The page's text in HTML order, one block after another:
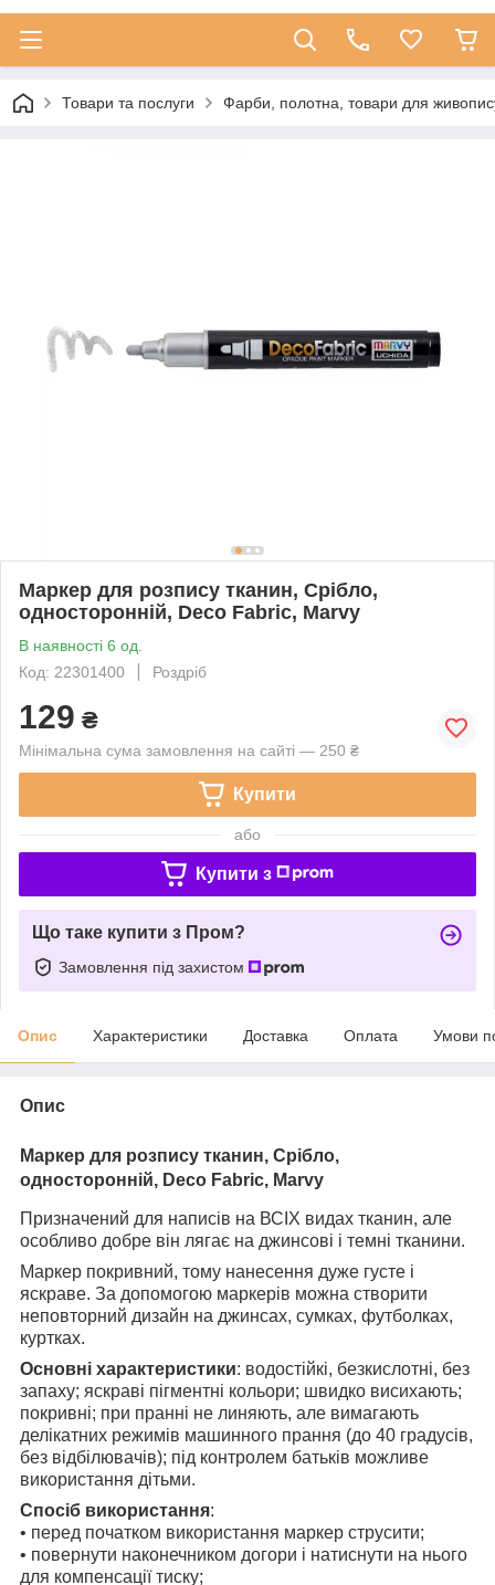
Товари та послуги Фарби, полотна, товари для
Маркер для розпису тканин, Срібло,
односторонній, Deco Fabric, Marvy
В наявності 6 од.
Код: 22301400
Роздріб
129 ₴
Мінімальна сума замовлення на сайті — 250 ₴
Купити
або
Купити з
Що таке купити з Пром?
Замовлення під захистом
Опис Характеристики Доставка Оплата Умови
Опис
Маркер для розпису тканин, Срібло,
односторонній, Deco Fabric, Marvy
Призначений для написів на ВСІХ видах тканин, але
особливо добре він лягає на джинсові і темні тканини.
Маркер покривний, тому нанесення дуже густе і
яскраве. За допомогою маркерів можна створити
неповторний дизайн на джинсах, сумках, футболках,
куртках.
Основні характеристики: водостійкі, безкислотні, без
запаху; яскраві пігментні кольори; швидко висихають;
покривні; при пранні не линяють, але вимагають
делікатних режимів машинного прання (до 40 градусів,
без відбілювачів); під контролем батьків можливе
використання дітьми.
Спосіб використання:
• перед початком використання маркер струсити;
• повернути наконечником догори і натиснути на нього
для компенсації тиску;